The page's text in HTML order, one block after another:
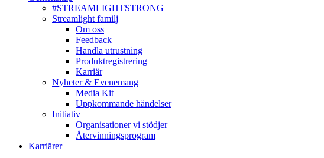
#STREAMLIGHTSTRONG
Streamlight familj
Om oss
Feedback
Handla utrustning
Produktregistrering
Karriär
Nyheter & Evenemang
Media Kit
Uppkommande händelser
Initiativ
Organisationer vi stödjer
Återvinningsprogram
Karriärer